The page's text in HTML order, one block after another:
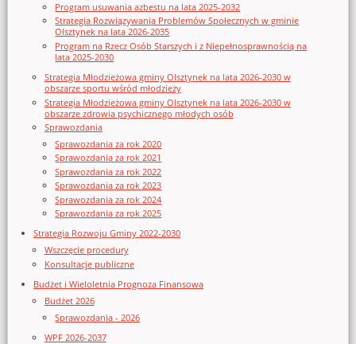
Program usuwania azbestu na lata 2025-2032
Strategia Rozwiązywania Problemów Społecznych w gminie
Olsztynek na lata 2026-2035
Program na Rzecz Osób Starszych i z Niepełnosprawnością na
lata 2025-2030
Strategia Młodzieżowa gminy Olsztynek na lata 2026-2030 w
obszarze sportu wśród młodzieży
Strategia Młodzieżowa gminy Olsztynek na lata 2026-2030 w
obszarze zdrowia psychicznego młodych osób
Sprawozdania
Sprawozdania za rok 2020
Sprawozdania za rok 2021
Sprawozdania za rok 2022
Sprawozdania za rok 2023
Sprawozdania za rok 2024
Sprawozdania za rok 2025
Strategia Rozwoju Gminy 2022-2030
Wszczęcie procedury
Konsultacje publiczne
Budżet i Wieloletnia Prognoza Finansowa
Budżet 2026
Sprawozdania - 2026
WPF 2026-2037